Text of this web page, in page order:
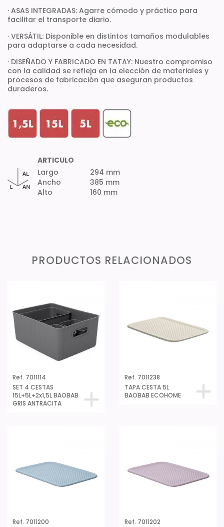
· ASAS INTEGRADAS: Agarre cómodo y práctico para
facilitar el transporte diario.
· VERSÁTIL: Disponible en distintos tamaños modulables
para adaptarse a cada necesidad.
· DISEÑADO Y FABRICADO EN TATAY: Nuestro compromiso
con la calidad se refleja en la elección de materiales y
procesos de fabricación que aseguran productos
duraderos.
ARTICULO
Largo
Ancho
Alto
294 mm
385 mm
160 mm
PRODUCTOS RELACIONADOS
Ref. 7011114
SET 4 CESTAS
15L+5L+2x1,5L BAOBAB
GRIS ANTRACITA
Ref. 7011238
TAPA CESTA 5L
BAOBAB ECOHOME
Ref. 7011200 Ref. 7011202